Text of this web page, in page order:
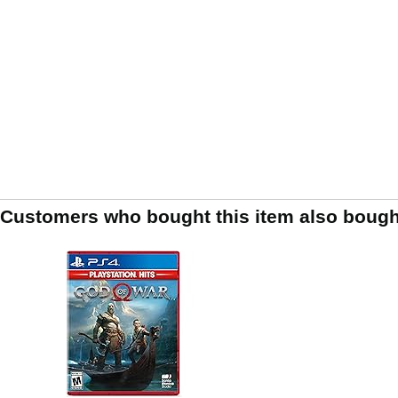
Customers who bought this item also